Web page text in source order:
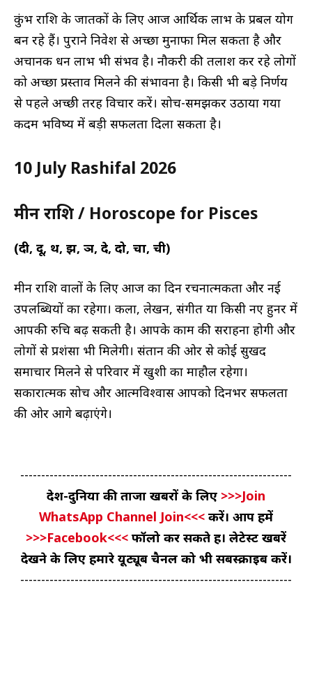
कुंभ राशि के जातकों के लिए आज आर्थिक लाभ के प्रबल योग
बन रहे हैं। पुराने निवेश से अच्छा मुनाफा मिल सकता है और
अचानक धन लाभ भी संभव है। नौकरी की तलाश कर रहे लोगों
को अच्छा प्रस्ताव मिलने की संभावना है। किसी भी बड़े निर्णय
से पहले अच्छी तरह विचार करें। सोच-समझकर उठाया गया
कदम भविष्य में बड़ी सफलता दिला सकता है।
10 July Rashifal 2026
मीन राशि / Horoscope for Pisces
(दी, दू, थ, झ, ञ, दे, दो, चा, ची)
मीन राशि वालों के लिए आज का दिन रचनात्मकता और नई
उपलब्धियों का रहेगा। कला, लेखन, संगीत या किसी नए हुनर में
आपकी रुचि बढ़ सकती है। आपके काम की सराहना होगी और
लोगों से प्रशंसा भी मिलेगी। संतान की ओर से कोई सुखद
समाचार मिलने से परिवार में खुशी का माहौल रहेगा।
सकारात्मक सोच और आत्मविश्वास आपको दिनभर सफलता
की ओर आगे बढ़ाएंगे।
-----------------------------------------------------------------
देश-दुनिया की ताजा खबरों के लिए >>>Join
WhatsApp Channel Join<<< करें। आप हमें
>>>Facebook<<< फॉलो कर सकते हैं। लेटेस्ट खबरें
देखने के लिए हमारे यूट्यूब चैनल को भी सबस्क्राइब करें।
-----------------------------------------------------------------